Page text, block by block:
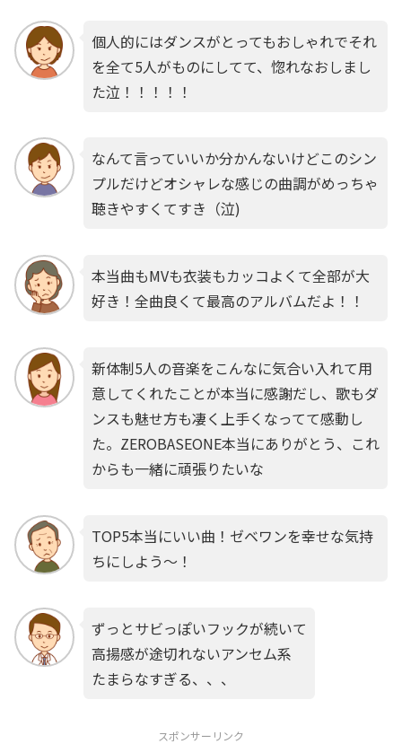
個人的にはダンスがとってもおしゃれでそれ
を全て5人がものにしてて、惚れなおしまし
た泣！！！！！
なんて言っていいか分かんないけどこのシン
プルだけどオシャレな感じの曲調がめっちゃ
聴きやすくてすき（泣)
本当曲もMVも衣装もカッコよくて全部が大
好き！全曲良くて最高のアルバムだよ！！
新体制5人の音楽をこんなに気合い入れて用
意してくれたことが本当に感謝だし、歌もダ
ンスも魅せ方も凄く上手くなってて感動し
た。ZEROBASEONE本当にありがとう、これ
からも一緒に頑張りたいな
TOP5本当にいい曲！ゼベワンを幸せな気持
ちにしよう〜！
ずっとサビっぽいフックが続いて
高揚感が途切れないアンセム系
たまらなすぎる、、、
スポンサーリンク